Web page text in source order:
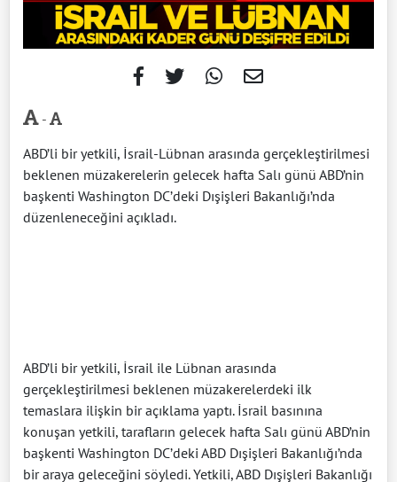
-
ABD’li bir yetkili, İsrail-Lübnan arasında gerçekleştirilmesi
beklenen müzakerelerin gelecek hafta Salı günü ABD’nin
başkenti Washington DC’deki Dışişleri Bakanlığı’nda
düzenleneceğini açıkladı.
ABD’li bir yetkili, İsrail ile Lübnan arasında
gerçekleştirilmesi beklenen müzakerelerdeki ilk
temaslara ilişkin bir açıklama yaptı. İsrail basınına
konuşan yetkili, tarafların gelecek hafta Salı günü ABD’nin
başkenti Washington DC’deki ABD Dışişleri Bakanlığı’nda
bir araya geleceğini söyledi. Yetkili, ABD Dışişleri Bakanlığı